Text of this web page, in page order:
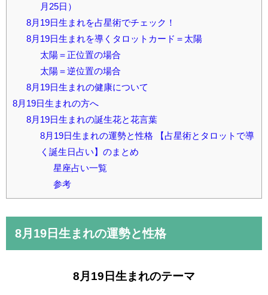
月25日）
8月19日生まれを占星術でチェック！
8月19日生まれを導くタロットカード＝太陽
太陽＝正位置の場合
太陽＝逆位置の場合
8月19日生まれの健康について
8月19日生まれの方へ
8月19日生まれの誕生花と花言葉
8月19日生まれの運勢と性格 【占星術とタロットで導
く誕生日占い】のまとめ
星座占い一覧
参考
8月19日 生まれの運勢と性格
8月19日生まれのテーマ